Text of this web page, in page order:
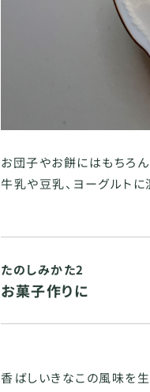
お団子やお餅にはもちろん
牛乳や豆乳、ヨーグルトに
たのしみかた2
お菓子作りに
香ばしいきなこの風味を生